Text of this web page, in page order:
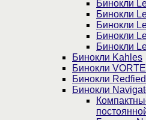
Бинокли
Бинокли
Бинокли
Бинокли
Бинокли
Бинокли Kahles
Бинокли
Бинокли Redfied
Бинокли